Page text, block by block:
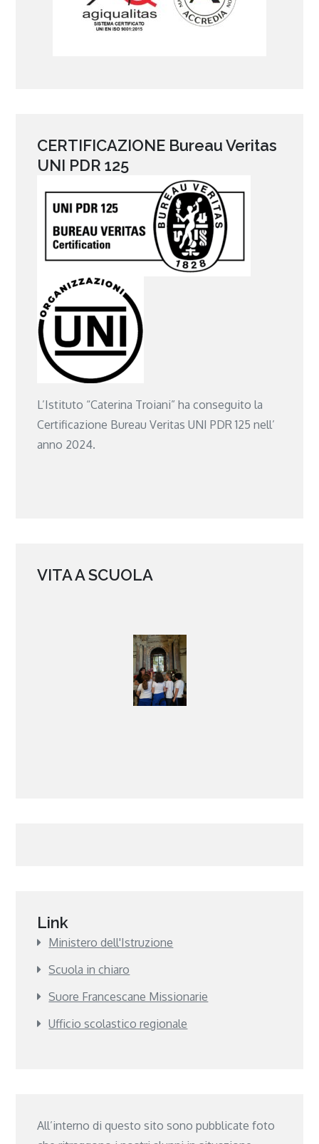
CERTIFICAZIONE Bureau Veritas
UNI PDR 125
L’Istituto “Caterina Troiani” ha conseguito la
Certificazione Bureau Veritas UNI PDR 125 nell’
anno 2024.
VITA A SCUOLA
Link
Ministero dell'Istruzione
Scuola in chiaro
Suore Francescane Missionarie
Ufficio scolastico regionale
All’interno di questo sito sono pubblicate foto